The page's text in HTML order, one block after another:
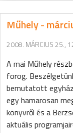
Műhely -
2008. MÁRCIUS 25.,
A mai Műhely
forog.
bemutatott
egy hamarosan
könyvről és a
aktuális